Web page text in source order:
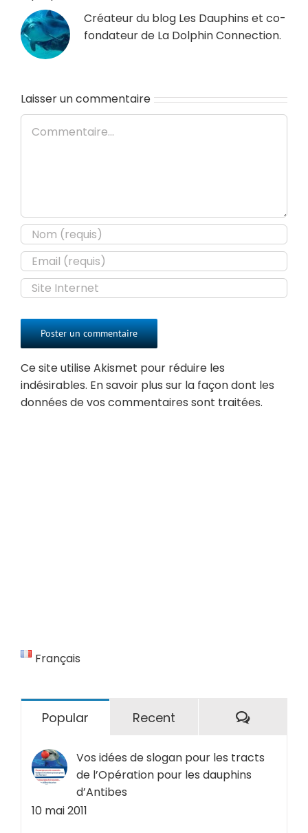
Créateur du blog Les Dauphins et co-
fondateur de La Dolphin Connection.
Laisser un commentaire
Commentaire
Ce site utilise Akismet pour réduire les
indésirables. En savoir plus sur la façon dont les
données de vos commentaires sont traitées.
Français
Popular Recent
Vos idées de slogan pour les tracts
de l’Opération pour les dauphins
d’Antibes
10 mai 2011